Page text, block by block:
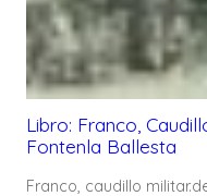
Libro: Franco,
Fontenla Ballesta
Franco, caudillo